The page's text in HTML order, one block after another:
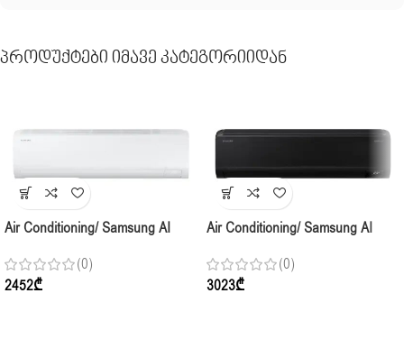
Პროდუქტები Იმავე Კატეგორიიდან
Air Conditioning/ Samsung AI
Indoor,(50-60m2) White
(0)
2452₾
Air Conditioning/ Samsung AI
(50-60m2) Inverter, Black
(0)
3023₾